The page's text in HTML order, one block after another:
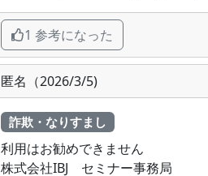
1 参考になった
匿名（2026/3/5)
詐欺・なりすまし
利用はお勧めできません
株式会社IBJ セミナー事務局